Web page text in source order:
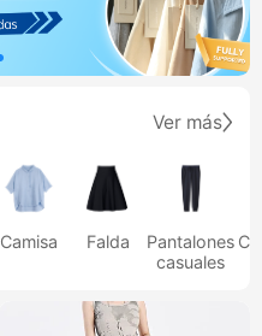
Ver más
Camisa Falda
Pantalones
casuales